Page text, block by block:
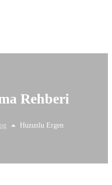
Rehberi
Huzunlu Ergen